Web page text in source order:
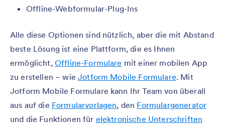
Offline-Webformular-Plug-Ins
Alle diese Optionen sind nützlich, aber die mit Abstand
beste Lösung ist eine Plattform, die es Ihnen
ermöglicht, Offline-Formulare mit einer mobilen App
zu erstellen – wieJotform Mobile Formulare. Mit
Jotform Mobile Formulare kann Ihr Team von überall
aus auf die Formularvorlagen, den Formulargenerator
und die Funktionen für elektronische Unterschriften